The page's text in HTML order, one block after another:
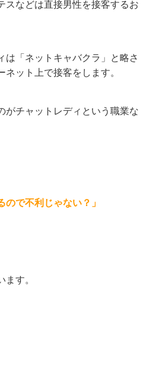
スなどは直接男性を接客するお
は「ネットキャバクラ」と略さ
ット上で接客をします。
がチャットレディという職業な
ので不利じゃない？」
ます。